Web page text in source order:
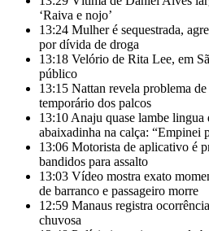
‘Raiva e nojo’
13:24 Mulher é sequestrada,
por dívida de droga
13:18 Velório de Rita Lee, em
público
13:15 Nattan revela problema de
temporário dos palcos
13:10 Anaju quase lambe lingua
abaixadinha na calça: “Empinei
13:06 Motorista de aplicativo é
bandidos para assalto
13:03 Vídeo mostra exato
de barranco e passageiro morre
12:59 Manaus registra
chuvosa